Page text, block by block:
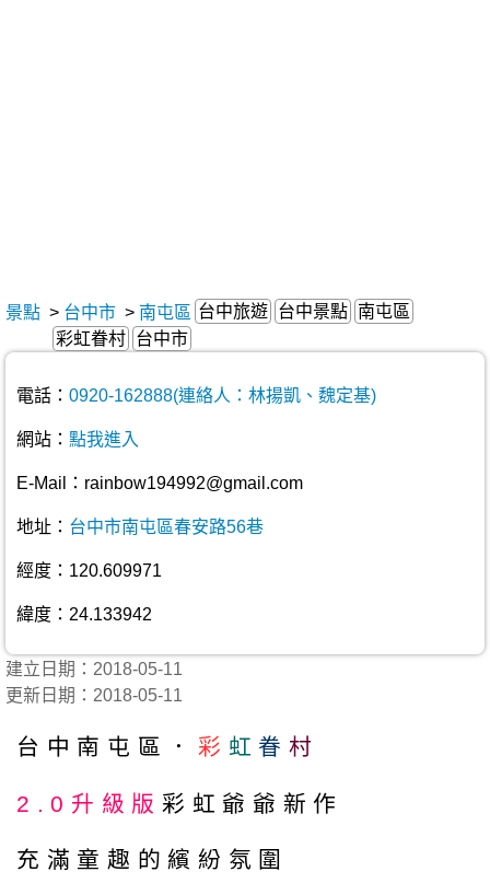
景點 > 台中市 > 南屯區 台中旅遊 台中景點 南屯區
彩虹眷村 台中市
電話： 0920-162888(連絡人：林揚凱、魏定基)
網站： 點我進入
E-Mail：rainbow194992@gmail.com
地址： 台中市南屯區春安路56巷
經度：120.609971
緯度：24.133942
建立日期：2018-05-11
更新日期：2018-05-11
台中南屯區． 彩 虹 眷村
2.0升級版 彩虹爺爺新作
充滿童趣的繽紛氛圍